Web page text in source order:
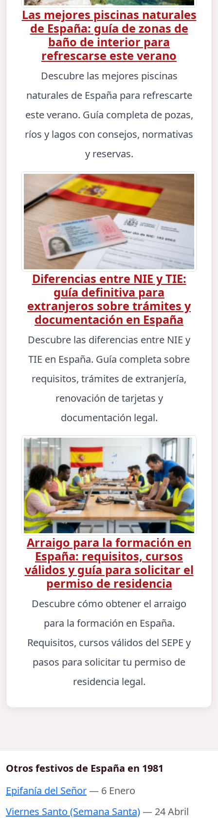
Las mejores piscinas naturales
de España: guía de zonas de
baño de interior para
refrescarse este verano
Descubre las mejores piscinas
naturales de España para refrescarte
este verano. Guía completa de pozas,
ríos y lagos con consejos, normativas
y reservas.
Diferencias entre NIE y TIE:
guía definitiva para
extranjeros sobre trámites y
documentación en España
Descubre las diferencias entre NIE y
TIE en España. Guía completa sobre
requisitos, trámites de extranjería,
renovación de tarjetas y
documentación legal.
Arraigo para la formación en
España: requisitos, cursos
válidos y guía para solicitar el
permiso de residencia
Descubre cómo obtener el arraigo
para la formación en España.
Requisitos, cursos válidos del SEPE y
pasos para solicitar tu permiso de
residencia legal.
Otros festivos de España en 1981
Epifanía del Señor— 6 Enero
Viernes Santo (Semana Santa)— 24 Abril